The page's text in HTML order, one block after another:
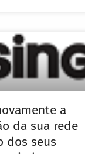
a
da sua rede
dos seus